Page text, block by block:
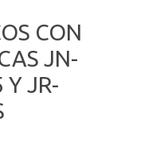
CON
JN-
JR-